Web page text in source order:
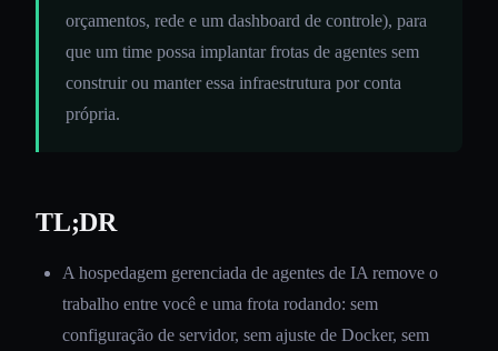
orçamentos, rede e um dashboard de controle), para
que um time possa implantar frotas de agentes sem
construir ou manter essa infraestrutura por conta
própria.
TL;DR
A hospedagem gerenciada de agentes de IA remove o
trabalho entre você e uma frota rodando: sem
configuração de servidor, sem ajuste de Docker, sem